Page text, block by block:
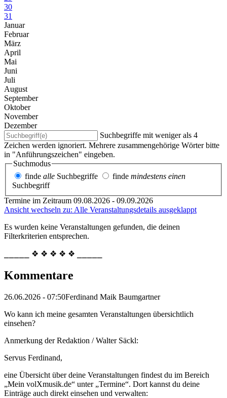
30
31
Januar
Februar
März
April
Mai
Juni
Juli
August
September
Oktober
November
Dezember
Suchbegriffe mit weniger als 4
Zeichen werden ignoriert. Mehrere zusammengehörige Wörter bitte
in "Anführungszeichen" eingeben.
Suchmodus
finde alle Suchbegriffe finde mindestens einen
Suchbegriff
Termine im Zeitraum 09.08.2026 - 09.09.2026
Ansicht wechseln zu: Alle Veranstaltungsdetails ausgeklappt
Es wurden keine Veranstaltungen gefunden, die deinen
Filterkriterien entsprechen.
⎯⎯⎯⎯⎯ ❖ ❖ ❖ ❖ ❖ ⎯⎯⎯⎯⎯
Kommentare
26.06.2026 - 07:50Ferdinand Maik Baumgartner
Wo kann ich meine gesamten Veranstaltungen übersichtlich
einsehen?
Anmerkung der Redaktion /Walter Säckl:
Servus Ferdinand,
eine Übersicht über deine Veranstaltungen findest du im Bereich
„Mein volXmusik.de“ unter „Termine“. Dort kannst du deine
Einträge auch direkt einsehen und verwalten: